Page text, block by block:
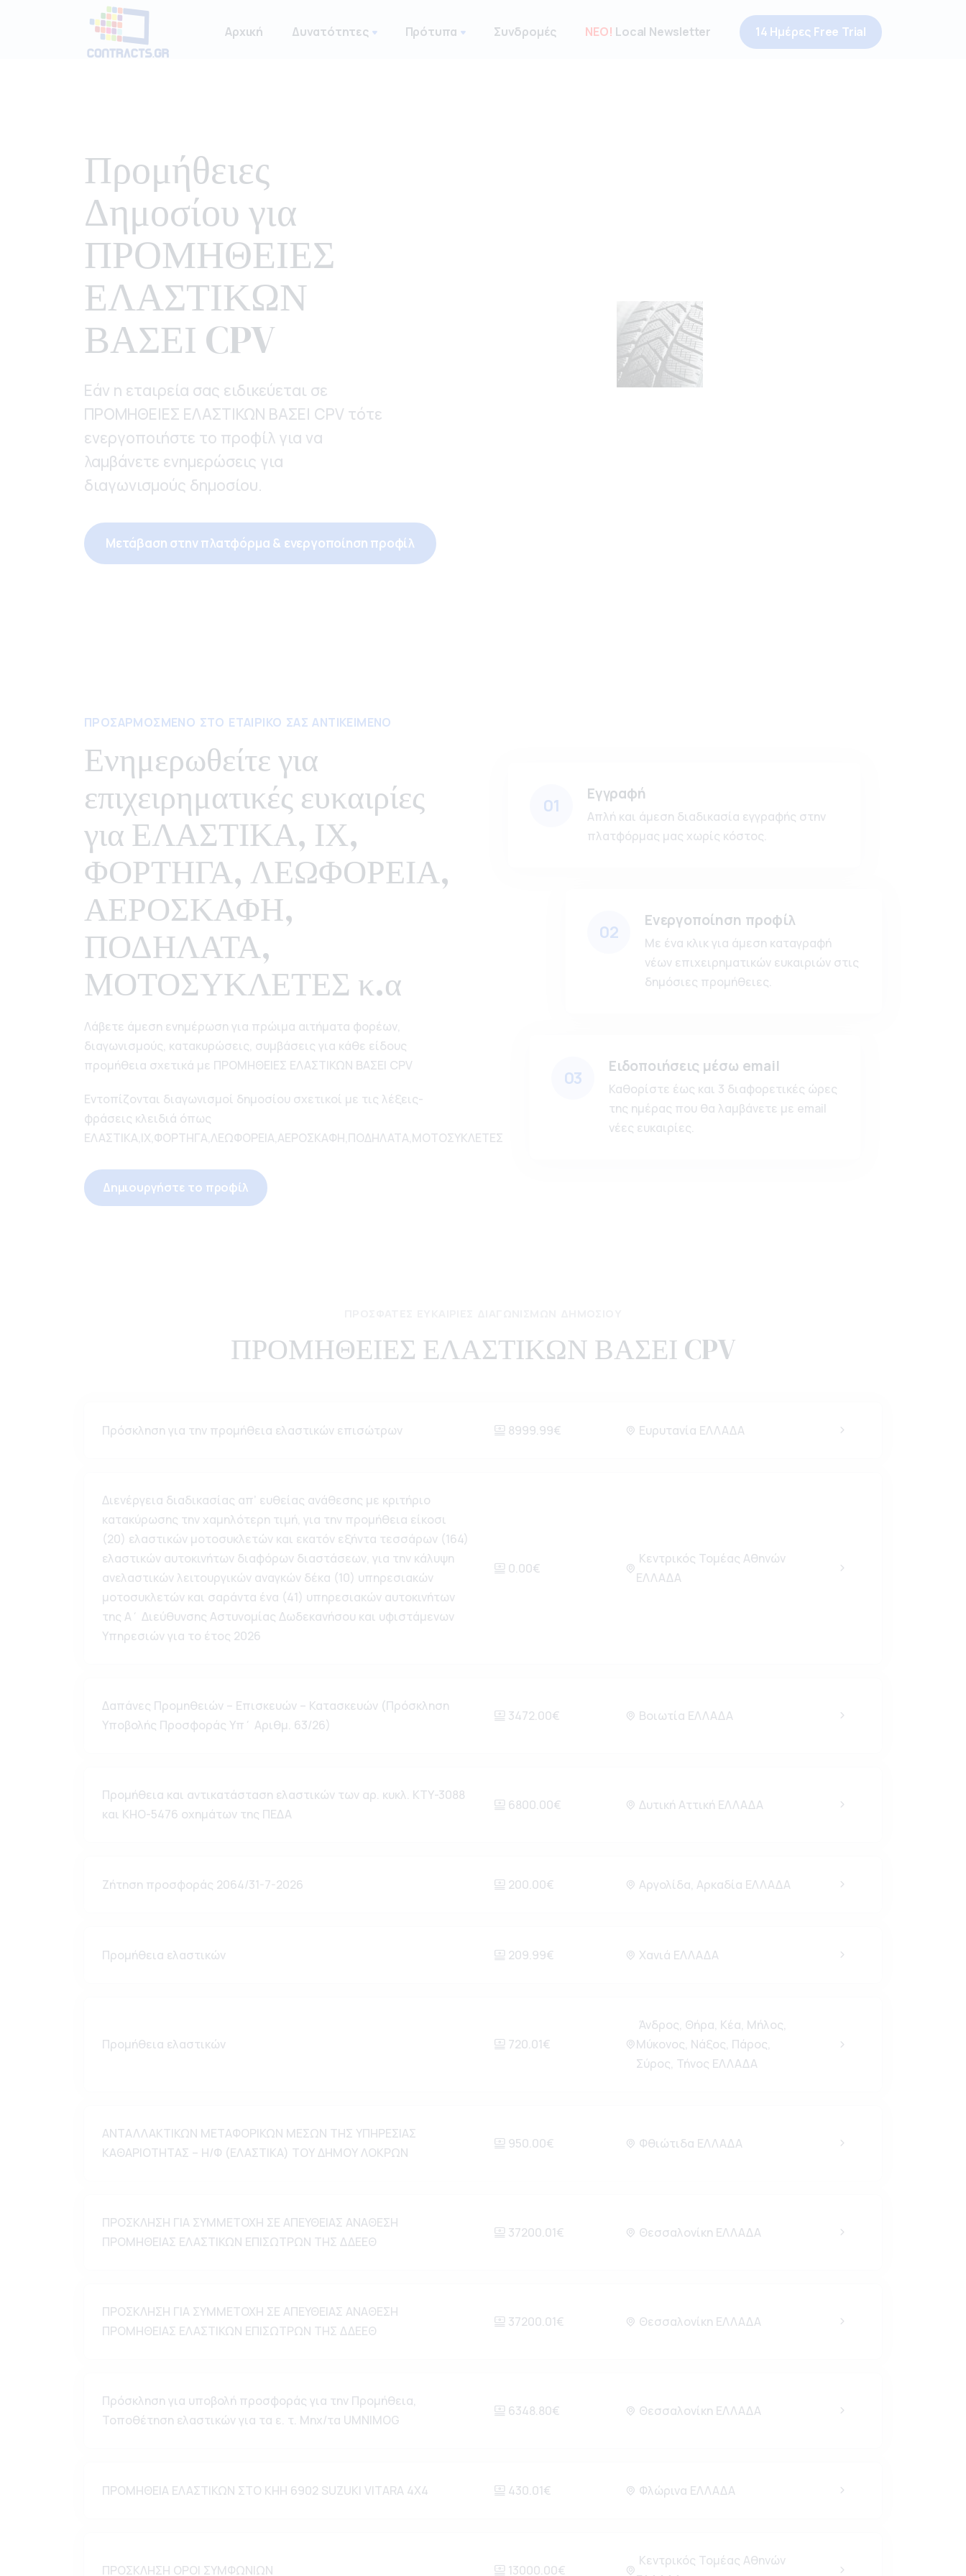
Αρχική Δυνατότητες Πρότυπα Συνδρομές ΝΕΟ! Local Newsletter 14 Ημέρες Free Trial
Προμήθειες
Δημοσίου για
ΠΡΟΜΗΘΕΙΕΣ
ΕΛΑΣΤΙΚΩΝ
ΒΑΣΕΙ CPV
Εάν η εταιρεία σας ειδικεύεται σε
ΠΡΟΜΗΘΕΙΕΣ ΕΛΑΣΤΙΚΩΝ ΒΑΣΕΙ CPV τότε
ενεργοποιήστε το προφίλ για να
λαμβάνετε ενημερώσεις για
διαγωνισμούς δημοσίου.
Μετάβαση στην πλατφόρμα & ενεργοποίηση προφίλ
01
Εγγραφή
Απλή και άμεση διαδικασία εγγραφής στην
πλατφόρμας μας χωρίς κόστος.
02
Ενεργοποίηση προφίλ
Με ένα κλικ για άμεση καταγραφή
νέων επιχειρηματικών ευκαιριών στις
δημόσιες προμήθειες.
03
Ειδοποιήσεις μέσω email
Καθορίστε έως και 3 διαφορετικές ώρες
της ημέρας που θα λαμβάνετε με email
νέες ευκαιρίες.
ΠΡΟΣΑΡΜΟΣΜΕΝΟ ΣΤΟ ΕΤΑΙΡΙΚΟ ΣΑΣ ΑΝΤΙΚΕΙΜΕΝΟ
Ενημερωθείτε για
επιχειρηματικές ευκαιρίες
για ΕΛΑΣΤΙΚΑ, ΙΧ,
ΦΟΡΤΗΓΑ, ΛΕΩΦΟΡΕΙΑ,
ΑΕΡΟΣΚΑΦΗ,
ΠΟΔΗΛΑΤΑ,
ΜΟΤΟΣΥΚΛΕΤΕΣ κ.α
Λάβετε άμεση ενημέρωση για πρώιμα αιτήματα φορέων,
διαγωνισμούς, κατακυρώσεις, συμβάσεις για κάθε είδους
προμήθεια σχετικά με ΠΡΟΜΗΘΕΙΕΣ ΕΛΑΣΤΙΚΩΝ ΒΑΣΕΙ CPV
Εντοπίζονται διαγωνισμοί δημοσίου σχετικοί με τις λέξεις-
φράσεις κλειδιά όπως
ΕΛΑΣΤΙΚΑ,ΙΧ,ΦΟΡΤΗΓΑ,ΛΕΩΦΟΡΕΙΑ,ΑΕΡΟΣΚΑΦΗ,ΠΟΔΗΛΑΤΑ,ΜΟΤΟΣΥΚΛΕΤΕΣ
Δημιουργήστε το προφίλ
ΠΡΟΜΗΘΕΙΕΣ ΕΛΑΣΤΙΚΩΝ ΒΑΣΕΙ CPV
Πρόσκληση για την προμήθεια ελαστικών επισώτρων 8999.99€ Ευρυτανία ΕΛΛΑΔΑ
Διενέργεια διαδικασίας απ’ ευθείας ανάθεσης με κριτήριο
κατακύρωσης την χαμηλότερη τιμή, για την προμήθεια είκοσι
(20) ελαστικών μοτοσυκλετών και εκατόν εξήντα τεσσάρων (164)
ελαστικών αυτοκινήτων διαφόρων διαστάσεων, για την κάλυψη
ανελαστικών λειτουργικών αναγκών δέκα (10) υπηρεσιακών
μοτοσυκλετών και σαράντα ένα (41) υπηρεσιακών αυτοκινήτων
της Α΄ Διεύθυνσης Αστυνομίας Δωδεκανήσου και υφιστάμενων
Υπηρεσιών για το έτος 2026
0.00€
Κεντρικός Τομέας Αθηνών
ΕΛΛΑΔΑ
Δαπάνες Προμηθειών – Επισκευών – Κατασκευών (Πρόσκληση
Υποβολής Προσφοράς Υπ΄ Αριθμ. 63/26)
3472.00€ Βοιωτία ΕΛΛΑΔΑ
Προμήθεια και αντικατάσταση ελαστικών των αρ. κυκλ. ΚΤΥ-3088
και ΚΗΟ-5476 οχημάτων της ΠΕΔΑ
6800.00€ Δυτική Αττική ΕΛΛΑΔΑ
Ζήτηση προσφοράς 2064/31-7-2026 200.00€ Αργολίδα, Αρκαδία ΕΛΛΑΔΑ
Προμήθεια ελαστικών 209.99€ Χανιά ΕΛΛΑΔΑ
Προμήθεια ελαστικών 720.01€
Άνδρος, Θήρα, Κέα, Μήλος,
Μύκονος, Νάξος, Πάρος,
Σύρος, Τήνος ΕΛΛΑΔΑ
ΑΝΤΑΛΛΑΚΤΙΚΩΝ ΜΕΤΑΦΟΡΙΚΩΝ ΜΕΣΩΝ ΤΗΣ ΥΠΗΡΕΣΙΑΣ
ΚΑΘΑΡΙΟΤΗΤΑΣ – Η/Φ (ΕΛΑΣΤΙΚΑ) ΤΟΥ ΔΗΜΟΥ ΛΟΚΡΩΝ
950.00€ Φθιώτιδα ΕΛΛΑΔΑ
ΠΡΟΣΚΛΗΣΗ ΓΙΑ ΣΥΜΜΕΤΟΧΗ ΣΕ ΑΠΕΥΘΕΙΑΣ ΑΝΑΘΕΣΗ
ΠΡΟΜΗΘΕΙΑΣ ΕΛΑΣΤΙΚΩΝ ΕΠΙΣΩΤΡΩΝ ΤΗΣ ΔΔΕΕΘ
37200.01€ Θεσσαλονίκη ΕΛΛΑΔΑ
ΠΡΟΣΚΛΗΣΗ ΓΙΑ ΣΥΜΜΕΤΟΧΗ ΣΕ ΑΠΕΥΘΕΙΑΣ ΑΝΑΘΕΣΗ
ΠΡΟΜΗΘΕΙΑΣ ΕΛΑΣΤΙΚΩΝ ΕΠΙΣΩΤΡΩΝ ΤΗΣ ΔΔΕΕΘ
37200.01€ Θεσσαλονίκη ΕΛΛΑΔΑ
Πρόσκληση για υποβολή προσφοράς για την Προμήθεια,
Τοποθέτηση ελαστικών για τα ε. τ. Μηχ/τα UMNIMOG
6348.80€ Θεσσαλονίκη ΕΛΛΑΔΑ
ΠΡΟΜΗΘΕΙΑ ΕΛΑΣΤΙΚΩΝ ΣΤΟ ΚΗΗ 6902 SUZUKI VITARA 4X4 430.01€ Φλώρινα ΕΛΛΑΔΑ
ΠΡΟΣΚΛΗΣΗ ΟΡΟΙ ΣΥΜΦΩΝΙΩΝ 13000.00€
Κεντρικός Τομέας Αθηνών